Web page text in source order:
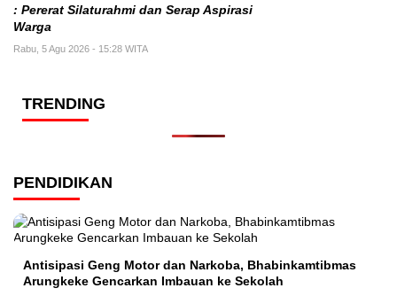
: Pererat Silaturahmi dan Serap Aspirasi
Warga
Rabu, 5 Agu 2026 - 15:28 WITA
TRENDING
PENDIDIKAN
Antisipasi Geng Motor dan Narkoba, Bhabinkamtibmas
Arungkeke Gencarkan Imbauan ke Sekolah